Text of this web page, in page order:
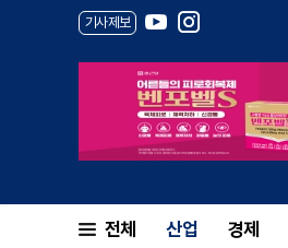
기사제보
전체 산업 경제